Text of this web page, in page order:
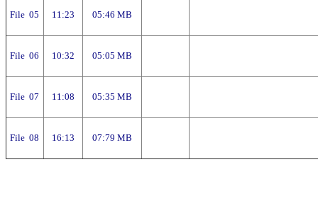
File 05 11:23 05:46 MB
File 06 10:32 05:05 MB
File 07 11:08 05:35 MB
File 08 16:13 07:79 MB